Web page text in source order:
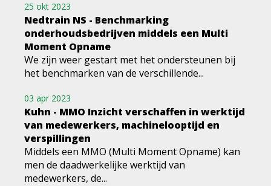
25 okt 2023
Nedtrain NS - Benchmarking
onderhoudsbedrijven middels een Multi
Moment Opname
We zijn weer gestart met het ondersteunen bij
het benchmarken van de verschillende...
03 apr 2023
Kuhn - MMO Inzicht verschaffen in werktijd
van medewerkers, machinelooptijd en
verspillingen
Middels een MMO (Multi Moment Opname) kan
men de daadwerkelijke werktijd van
medewerkers, de...